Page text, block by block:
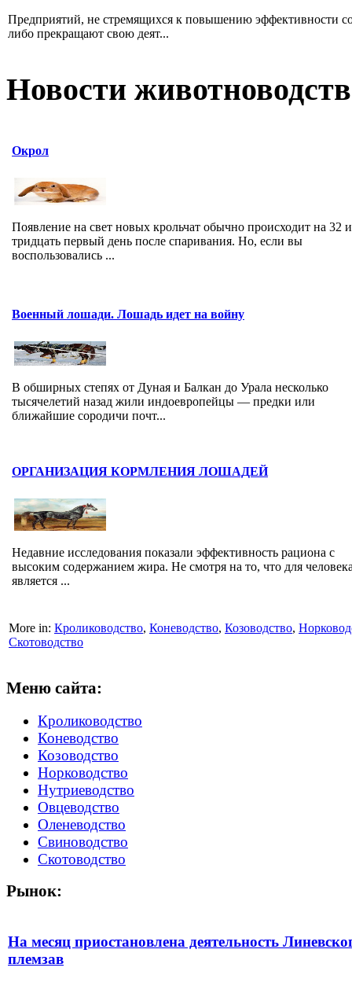
Предприятий, не стремящихся к повышению эффективности
либо прекращают свою деят...
Новости
Окрол
Появление на свет новых крольчат обычно происходит на 32
тридцать первый день после спаривания. Но, если вы
воспользовались ...
Военный лошади. Лошадь идет на войну
В обширных степях от Дуная и Балкан до Урала несколько
тысячелетий назад жили индоевропейцы — предки или
ближайшие сородичи почт...
ОРГАНИЗАЦИЯ КОРМЛЕНИЯ ЛОШАДЕЙ
Недавние исследования показали эффективность рациона с
высоким содержанием жира. Не смотря на то, что для
является ...
More in: Кролиководство, Коневодство, Козоводство,
Скотоводство
Меню сайта:
Кролиководство
Коневодство
Козоводство
Норководство
Нутриеводство
Овцеводство
Оленеводство
Свиноводство
Скотоводство
Рынок:
На месяц приостановлена деятельность
племзав